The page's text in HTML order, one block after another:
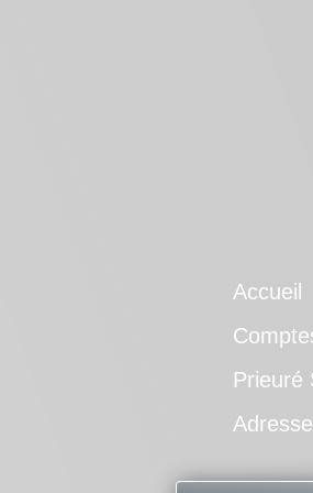
Accueil
Prieuré